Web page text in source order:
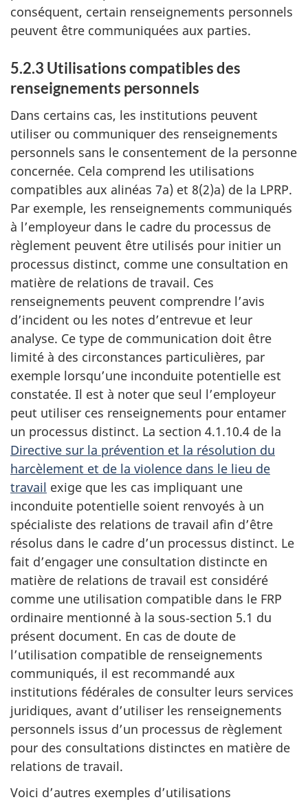
conséquent, certain renseignements personnels
peuvent être communiquées aux parties.
5.2.3 Utilisations compatibles des
renseignements personnels
Dans certains cas, les institutions peuvent
utiliser ou communiquer des renseignements
personnels sans le consentement de la personne
concernée. Cela comprend les utilisations
compatibles aux alinéas 7a) et 8(2)a) de la LPRP.
Par exemple, les renseignements communiqués
à l’employeur dans le cadre du processus de
règlement peuvent être utilisés pour initier un
processus distinct, comme une consultation en
matière de relations de travail. Ces
renseignements peuvent comprendre l’avis
d’incident ou les notes d’entrevue et leur
analyse. Ce type de communication doit être
limité à des circonstances particulières, par
exemple lorsqu’une inconduite potentielle est
constatée. Il est à noter que seul l’employeur
peut utiliser ces renseignements pour entamer
un processus distinct. La section 4.1.10.4 de la
Directive sur la prévention et la résolution du
harcèlement et de la violence dans le lieu de
travail exige que les cas impliquant une
inconduite potentielle soient renvoyés à un
spécialiste des relations de travail afin d’être
résolus dans le cadre d’un processus distinct. Le
fait d’engager une consultation distincte en
matière de relations de travail est considéré
comme une utilisation compatible dans le FRP
ordinaire mentionné à la sous‑section 5.1 du
présent document. En cas de doute de
l’utilisation compatible de renseignements
communiqués, il est recommandé aux
institutions fédérales de consulter leurs services
juridiques, avant d’utiliser les renseignements
personnels issus d’un processus de règlement
pour des consultations distinctes en matière de
relations de travail.
Voici d’autres exemples d’utilisations